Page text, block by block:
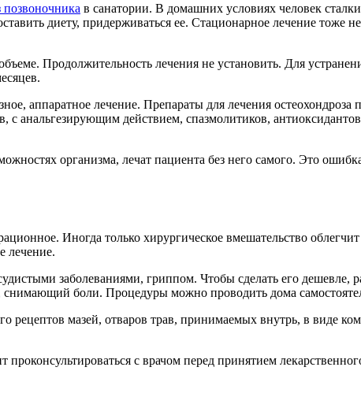
позвоночника в санатории. В домашних условиях человек
диету, придерживаться ее. Стационарное лечение тоже
Продолжительность лечения не установить. Для
аппаратное лечение. Препараты для лечения
с анальгезирующим действием, спазмолитиков,
организма, лечат пациента без него самого. Это
Иногда только хирургическое вмешательство
лечение.
заболеваниями, гриппом. Чтобы сделать его
снимающий боли. Процедуры можно проводить дома
рецептов мазей, отваров трав, принимаемых внутрь, в виде
с врачом перед принятием